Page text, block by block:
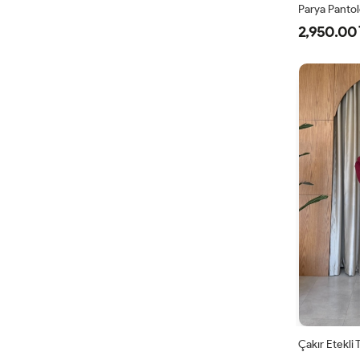
Parya
2,950.00
Çakır Etekli